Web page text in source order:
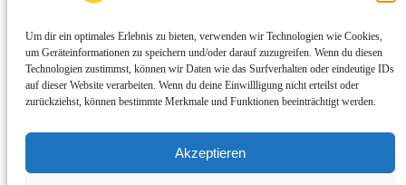
Um dir ein optimales Erlebnis zu bieten, verwenden wir Technologien wie Cookies,
um Geräteinformationen zu speichern und/oder darauf zuzugreifen. Wenn du diesen
Technologien zustimmst, können wir Daten wie das Surfverhalten oder eindeutige IDs
auf dieser Website verarbeiten. Wenn du deine Einwillligung nicht erteilst oder
zurückziehst, können bestimmte Merkmale und Funktionen beeinträchtigt werden.
Akzeptieren
Brandschutz im Dialog
Startseite
Unklare und widersprüchliche Auslegungen zu
„Standardfragen“
Nicht vertretbare „Handhabungen“ im
Unklare Gesetzeslage / Fragen an die Wissenschaft
Mitwirkende